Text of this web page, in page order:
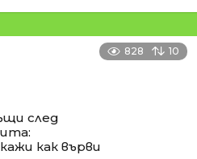
828 10
след
как върви